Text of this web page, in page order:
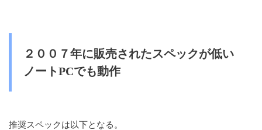
２００７年に販売されたスペックが低い
ノートPCでも動作
推奨スペックは以下となる。